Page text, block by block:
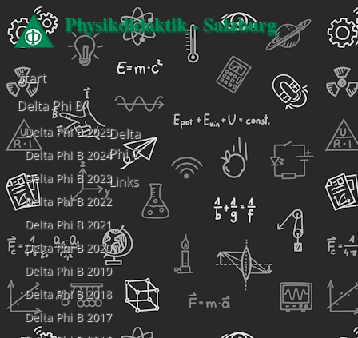
Physikdidaktik - Salzburg
Start
Delta Phi B
Delta Phi B 2025
Delta Phi B 2024
Delta Phi B 2023
Delta Phi B 2022
Delta Phi B 2021
Delta Phi B 2020
Delta Phi B 2019
Delta Phi B 2018
Delta Phi B 2017
Delta
Phi C
Links